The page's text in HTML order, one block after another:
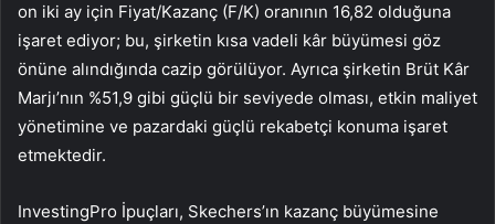
on iki ay için Fiyat/Kazanç (F/K) oranının 16,82 olduğuna
işaret ediyor; bu, şirketin kısa vadeli kâr büyümesi göz
önüne alındığında cazip görülüyor. Ayrıca şirketin Brüt Kâr
Marjı’nın %51,9 gibi güçlü bir seviyede olması, etkin maliyet
yönetimine ve pazardaki güçlü rekabetçi konuma işaret
etmektedir.
InvestingPro İpuçları, Skechers’ın kazanç büyümesine